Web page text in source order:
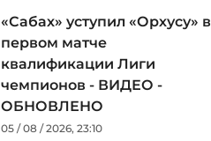
«Сабах» уступил «Орхусу» в
первом матче
квалификации Лиги
чемпионов - ВИДЕО -
ОБНОВЛЕНО
05 / 08 / 2026, 23:10